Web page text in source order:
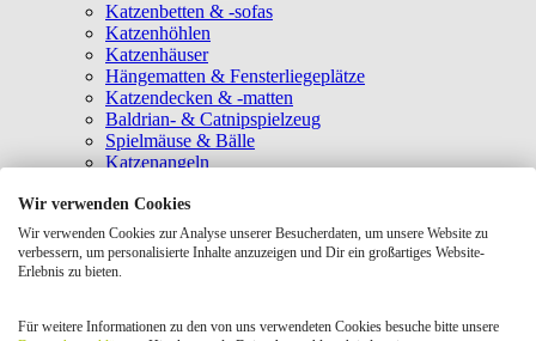
Katzenbetten & -sofas
Katzenhöhlen
Katzenhäuser
Hängematten & Fensterliegeplätze
Katzendecken & -matten
Baldrian- & Catnipspielzeug
Spielmäuse & Bälle
Katzenangeln
Laserpointer & Elektrospielzeug
Katzentunnel
Clicker & Target Sticks für Katzen
Weiteres Katzenspielzeug
Tragetaschen
Wir verwenden Cookies
Wir verwenden Cookies zur Analyse unserer Besucherdaten, um unsere Website zu
verbessern, um personalisierte Inhalte anzuzeigen und Dir ein großartiges Website-
Erlebnis zu bieten.
Für weitere Informationen zu den von uns verwendeten Cookies besuche bitte unsere